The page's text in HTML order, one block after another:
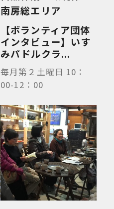
南房総エリア
【ボランティア団体
インタビュー】いす
みパドルクラ...
毎月第２土曜日 10：
00-12：00